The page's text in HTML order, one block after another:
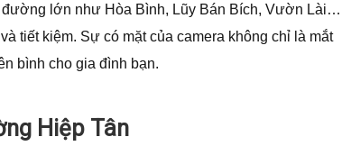
lớn như Hòa Bình, Lũy Bán Bích, Vườn Lài…
tiết kiệm. Sự có mặt của camera không chỉ là mắt
bình cho gia đình bạn.
Hiệp Tân